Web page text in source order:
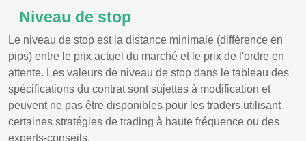
Niveau de stop
Le niveau de stop est la distance minimale (différence en
pips) entre le prix actuel du marché et le prix de l'ordre en
attente. Les valeurs de niveau de stop dans le tableau des
spécifications du contrat sont sujettes à modification et
peuvent ne pas être disponibles pour les traders utilisant
certaines stratégies de trading à haute fréquence ou des
experts-conseils.